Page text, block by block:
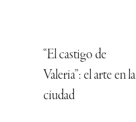
“El castigo de
Valeria”: el arte en la
ciudad